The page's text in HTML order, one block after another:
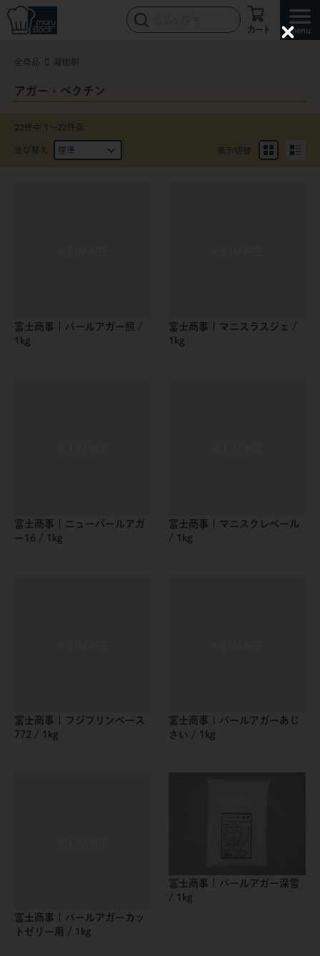
カート
全商品 凝固剤
アガー・ペクチン
22件中 1〜22件目
並び替え 表示切替
富士商事 | パールアガー照 /
1kg
富士商事 | マニスラスジェ /
1kg
富士商事 | ニューパールアガ
ー16 / 1kg
富士商事 | マニスクレベール
/ 1kg
富士商事 | フジプリンベース
772 / 1kg
富士商事 | パールアガーあじ
さい / 1kg
富士商事 | パールアガーカッ
トゼリー用 / 1kg
富士商事 | パールアガー深雪
/ 1kg
C